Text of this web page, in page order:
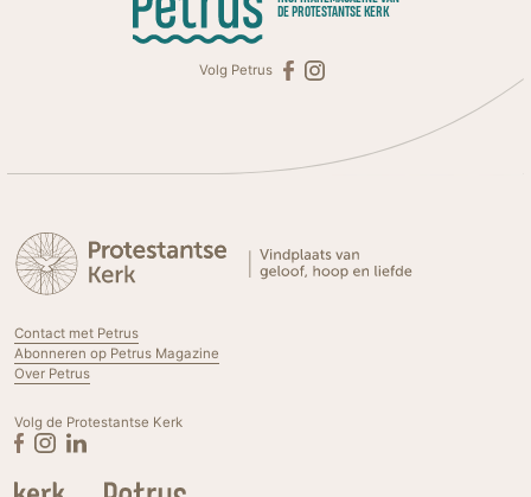
DE PROTESTANTSE KERK
Volg Petrus
Contact met Petrus
Abonneren op Petrus Magazine
Over Petrus
Volg de Protestantse Kerk